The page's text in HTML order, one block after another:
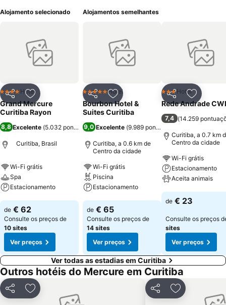
oferece um moderno centro de convenções com cinco salas e
gastronomia a todo tempo e o que você precisa. Experimente tudo
que o Grand Hotel Rayon BY Nobile tem disponível para você!
Alojamento selecionado
PartilharAdicionar aos favoritos
4 EstrelasHotel
Grand Mercure
Curitiba Rayon
8,8Excelente (5.032 pontuações)
Curitiba, Brasil
Wi-Fi grátis
Spa
Estacionamento
Ver preços
de € 62
Consulte os preços de
10 sites
Ver preços
Alojamentos semelhantes
PartilharAdicionar aos favoritos
5 EstrelasHotel
Bourbon Hotel &
Suites Curitiba
9,0 Excelente (9.989 pontuações
Curitiba, a 0.6 km de
Centro da cidade
Wi-Fi grátis
Piscina
Estacionamento
Ver preços
de € 65
Consulte os preços de
14 sites
Ver preços
Partilhar
3 Estrelas
Hotel
Rede Andrade
7,4 (14.259
Curitiba, a 0.7 km
Centro da cidade
Wi-Fi grátis
Estacionamento
Aceita animais
Ver preços
de € 23
Consulte os preços
sites
Ver preços
Ver todas as estadias em Curitiba
Outros hotéis do Mercure em Curitiba
PartilharAdicionar aos favoritos PartilharAdicionar